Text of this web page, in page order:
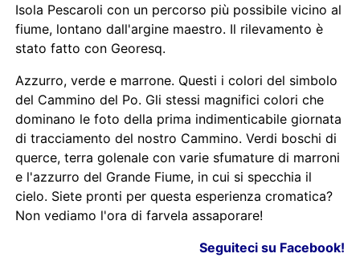
Isola Pescaroli con un percorso più possibile vicino al
fiume, lontano dall'argine maestro. Il rilevamento è
stato fatto con Georesq.
Azzurro, verde e marrone. Questi i colori del simbolo
del Cammino del Po. Gli stessi magnifici colori che
dominano le foto della prima indimenticabile giornata
di tracciamento del nostro Cammino. Verdi boschi di
querce, terra golenale con varie sfumature di marroni
e l'azzurro del Grande Fiume, in cui si specchia il
cielo. Siete pronti per questa esperienza cromatica?
Non vediamo l'ora di farvela assaporare!
Seguiteci su Facebook!